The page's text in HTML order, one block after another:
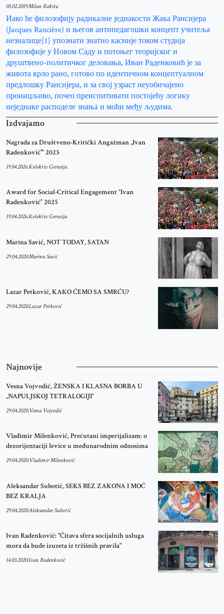
05.02.2019.Milan Rakita
Иако ће филозофију радикалне једнакости Жака Рансијера
(Jacques Rancière) и његов антипедагошки концепт учитеља
незналице[1] упознати знатно касније током студија
филозофије у Новом Саду и потоњег теоријског и
друштвено-политичког деловања, Иван Раденковић је за
живота врло рано, готово по идентичном концептуалном
предлошку Рансијера, и за свој узраст неуобичајено
проницљиво, почео преиспитивати постојећу логику
неједнаке расподеле знањâ и моћи међу људима.
Izdvajamo
Nagrada za Društveno-Kritički Angažman „Ivan
Radenković‟ 2025
19.04.2026.Kolektiv Gerusija
Award for Social-Critical Engagement “Ivan
Radenković” 2025
19.04.2026.Kolektiv Gerusija
Marina Savić, NOT TODAY, SATAN
29.04.2020.Marina Savić
Lazar Petković, KAKO ĆEMO SA SMRĆU?
29.04.2020.Lazar Petković
Najnovije
Vesna Vojvodić, ŽENSKA I KLASNA BORBA U
„NAPULJSKOJ TETRALOGIJI“
29.04.2020.Vesna Vojvodić
Vladimir Milenković, Prećutani imperijalizam: o
dezorijentaciji levice u međunarodnim odnosima
29.04.2020.Vladimir Milenković
Aleksandar Subotić, SEKS BEZ ZAKONA I MOĆ
BEZ KRALJA
29.04.2020.Aleksandar Subotić
Ivan Radenković: "Čitava sfera socijalnih usluga
mora da bude izuzeta iz tržišnih pravila"
14.03.2020.Ivan Radenković